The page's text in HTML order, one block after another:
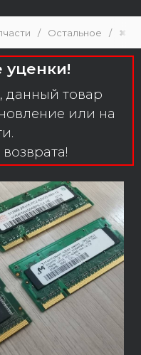
/ Остальное / ✖
уценки!
данный товар
или на